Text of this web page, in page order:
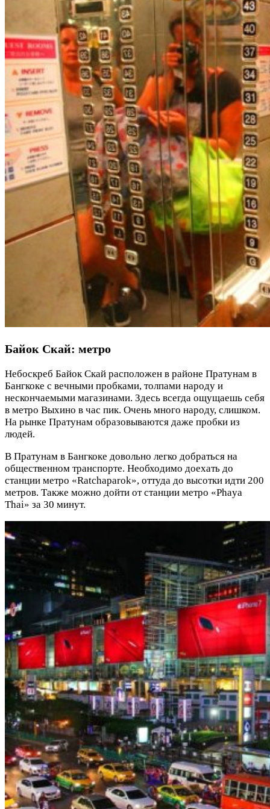
Байок Скай: метро
Небоскреб Байок Скай расположен в районе Пратунам в
Бангкоке с вечными пробками, толпами народу и
нескончаемыми магазинами. Здесь всегда ощущаешь себя
в метро Выхино в час пик. Очень много народу, слишком.
На рынке Пратунам образовываются даже пробки из
людей.
В Пратунам в Бангкоке довольно легко добраться на
общественном транспорте. Необходимо доехать до
станции метро «Ratchaparok», оттуда до высотки идти 200
метров. Также можно дойти от станции метро «Phaya
Thai» за 30 минут.